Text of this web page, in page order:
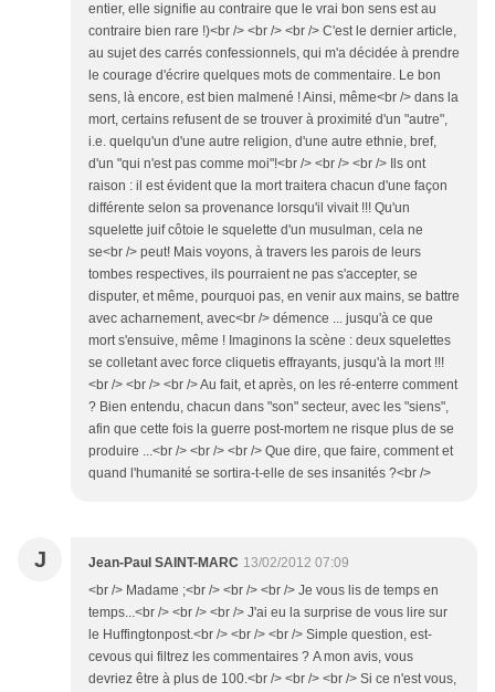
entier, elle signifie au contraire que le vrai bon sens est au
contraire bien rare !)<br /> <br /> <br /> C'est le dernier article,
au sujet des carrés confessionnels, qui m'a décidée à prendre
le courage d'écrire quelques mots de commentaire. Le bon
sens, là encore, est bien malmené ! Ainsi, même<br /> dans la
mort, certains refusent de se trouver à proximité d'un "autre",
i.e. quelqu'un d'une autre religion, d'une autre ethnie, bref,
d'un "qui n'est pas comme moi"!<br /> <br /> <br /> Ils ont
raison : il est évident que la mort traitera chacun d'une façon
différente selon sa provenance lorsqu'il vivait !!! Qu'un
squelette juif côtoie le squelette d'un musulman, cela ne
se<br /> peut! Mais voyons, à travers les parois de leurs
tombes respectives, ils pourraient ne pas s'accepter, se
disputer, et même, pourquoi pas, en venir aux mains, se battre
avec acharnement, avec<br /> démence ... jusqu'à ce que
mort s'ensuive, même ! Imaginons la scène : deux squelettes
se colletant avec force cliquetis effrayants, jusqu'à la mort !!!
<br /> <br /> <br /> Au fait, et après, on les ré-enterre comment
? Bien entendu, chacun dans "son" secteur, avec les "siens",
afin que cette fois la guerre post-mortem ne risque plus de se
produire ...<br /> <br /> <br /> Que dire, que faire, comment et
quand l'humanité se sortira-t-elle de ses insanités ?<br />
J Jean-Paul SAINT-MARC 13/02/2012 07:09
<br /> Madame ;<br /> <br /> <br /> Je vous lis de temps en
temps...<br /> <br /> <br /> J'ai eu la surprise de vous lire sur
le Huffingtonpost.<br /> <br /> <br /> Simple question, est-
cevous qui filtrez les commentaires ? A mon avis, vous
devriez être à plus de 100.<br /> <br /> <br /> Si ce n'est vous,